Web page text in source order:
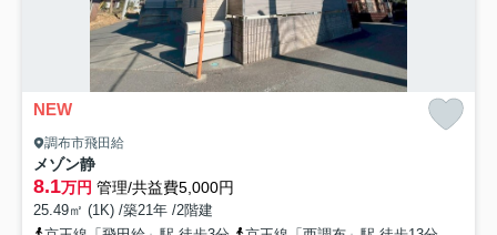
NEW
調布市飛田給
メゾン静
8.1万円 管理/共益費5,000円
25.49㎡ (1K) /築21年 /2階建